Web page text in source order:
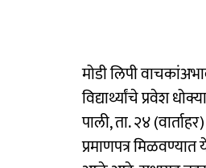
मोडी लिपी
विद्यार्थ्यांचे प्रवेश
पाली, ता. २४
प्रमाणपत्र